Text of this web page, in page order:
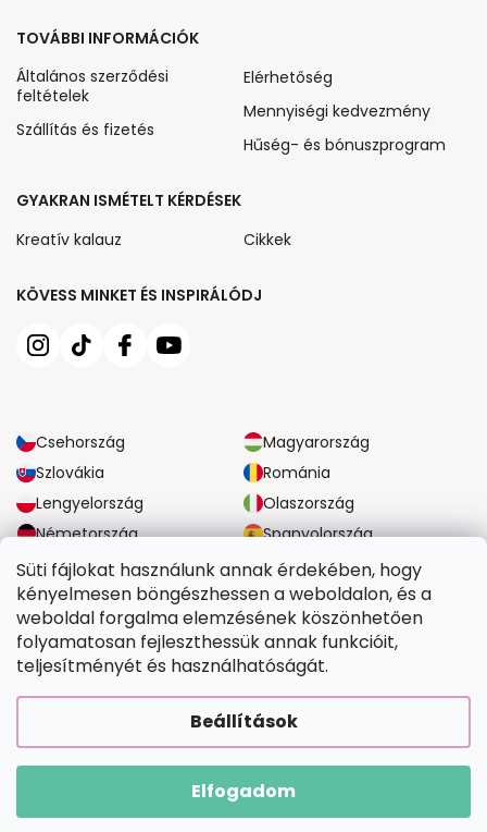
Süti fájlokat használunk annak érdekében, hogy
kényelmesen böngészhessen a weboldalon, és a
weboldal forgalma elemzésének köszönhetően
folyamatosan fejleszthessük annak funkcióit,
teljesítményét és használhatóságát.
Beállítások
Elfogadom
KÖVESS MINKET ÉS INSPIRÁLÓDJ
Csehország
Magyarország
Szlovákia
Románia
Lengyelország
Olaszország
Németország
Spanyolország
Nagy-Britannia
Ausztria
TOVÁBBI INFORMÁCIÓK
Általános szerződési
feltételek
Szállítás és fizetés
Elérhetőség
Mennyiségi kedvezmény
Hűség- és bónuszprogram
GYAKRAN ISMÉTELT KÉRDÉSEK
Kreatív kalauz
Cikkek
MEGBÍZHATÓ SZÁLLÍTÁSI LEHETŐSÉGEK
BIZTONSÁGOS FIZETÉSI LEHETŐSÉGEK
Shoptet Premium készítette|UpraviloFV STUDIO
Tefestetted.hu. Minden jog fenntartva.